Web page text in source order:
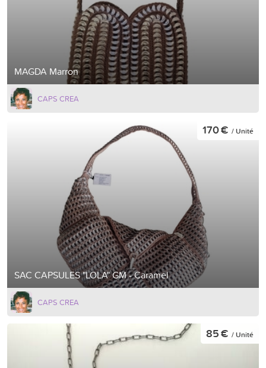
MAGDA Marron
CAPS CREA
SAC CAPSULES "LOLA" GM - Caramel
170 € / Unité
CAPS CREA
85 € / Unité